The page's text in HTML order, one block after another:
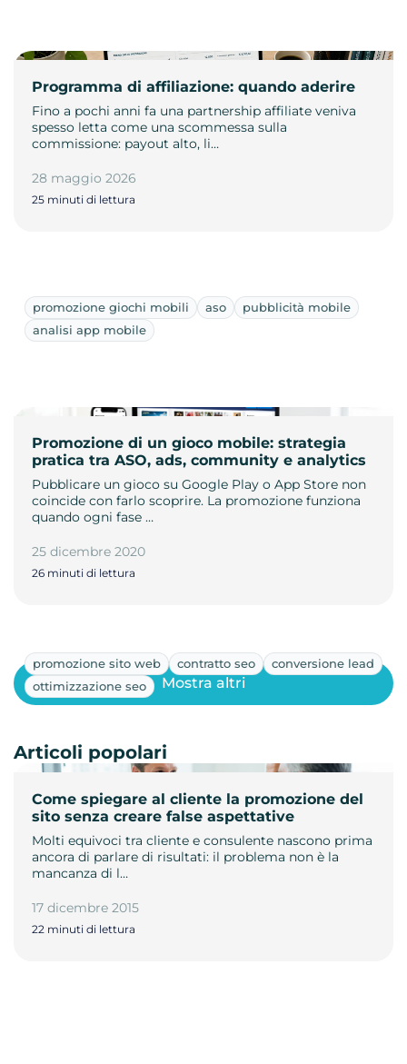
Programma di affiliazione: quando aderire
Fino a pochi anni fa una partnership affiliate veniva
spesso letta come una scommessa sulla
commissione: payout alto, li…
28 maggio 2026
25 minuti di lettura
promozione giochi mobili aso
pubblicità mobile
analisi app mobile
Promozione di un gioco mobile: strategia
pratica tra ASO, ads, community e analytics
Pubblicare un gioco su Google Play o App Store non
coincide con farlo scoprire. La promozione funziona
quando ogni fase …
25 dicembre 2020
26 minuti di lettura
promozione sito web contratto seo
conversione lead
ottimizzazione seo
Come spiegare al cliente la promozione del
sito senza creare false aspettative
Molti equivoci tra cliente e consulente nascono prima
ancora di parlare di risultati: il problema non è la
mancanza di l…
17 dicembre 2015
22 minuti di lettura
Mostra altri
Articoli popolari